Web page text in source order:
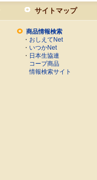
サイトマップ
商品情報検索
・ おしえてNet
・ いつかNet
・ 日本生協連
コープ商品
情報検索サイト